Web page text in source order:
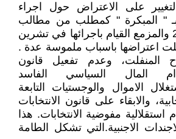
على الاعتراض حول اجراء
بـ " المبكرة " كمطلب من مطالب
انتفاضة تشرين 2019 والمزمع القيام باجرائها في تشرين
عللت اعتراضها باسباب ملموسة عدة .
المنفلت، وعدم تفعيل قانون
المال السياسي الفاسد
الاموال والوجستيات التابعة
والابقاء على قانون الانتخابات
مفوضية الانتخابات. هذا
الاجنبية.التي تشكل الطامة